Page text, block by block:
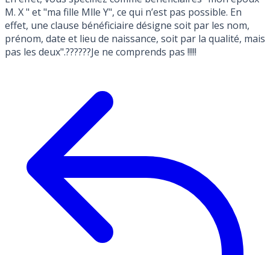
M. X " et "ma fille Mlle Y", ce qui n’est pas possible. En
effet, une clause bénéficiaire désigne soit par les nom,
prénom, date et lieu de naissance, soit par la qualité, mais
pas les deux".??????Je ne comprends pas !!!!!